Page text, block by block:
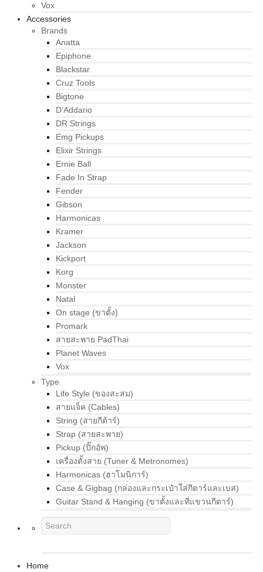
Vox
Accessories
Brands
Anatta
Epiphone
Blackstar
Cruz Tools
Bigtone
D’Addario
DR Strings
Emg Pickups
Elixir Strings
Ernie Ball
Fade In Strap
Fender
Gibson
Harmonicas
Kramer
Jackson
Kickport
Korg
Monster
Natal
On stage (ขาตั้ง)
Promark
สายสะพาย PadThai
Planet Waves
Vox
Type
Life Style (ของสะสม)
สายแจ็ค (Cables)
String (สายกีต้าร์)
Strap (สายสะพาย)
Pickup (ปิ๊กอัพ)
เครื่องตั้งสาย (Tuner & Metronomes)
Harmonicas (ฮาโมนิการ์)
Case & Gigbag (กล่องและกระเป๋าใส่กีตาร์และเบส)
Guitar Stand & Hanging (ขาตั้งและที่แขวนกีตาร์)
Home